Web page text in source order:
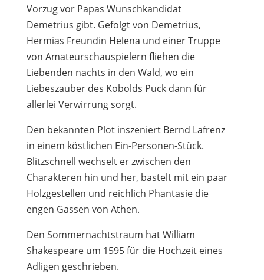
Vorzug vor Papas Wunschkandidat
Demetrius gibt. Gefolgt von Demetrius,
Hermias Freundin Helena und einer Truppe
von Amateurschauspielern fliehen die
Liebenden nachts in den Wald, wo ein
Liebeszauber des Kobolds Puck dann für
allerlei Verwirrung sorgt.
Den bekannten Plot inszeniert Bernd Lafrenz
in einem köstlichen Ein-Personen-Stück.
Blitzschnell wechselt er zwischen den
Charakteren hin und her, bastelt mit ein paar
Holzgestellen und reichlich Phantasie die
engen Gassen von Athen.
Den Sommernachtstraum hat William
Shakespeare um 1595 für die Hochzeit eines
Adligen geschrieben.